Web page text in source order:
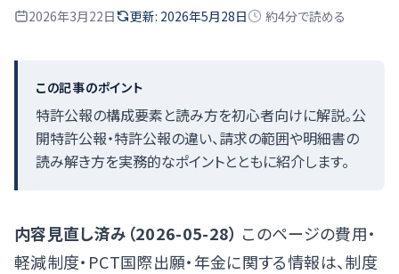
2026年3月22日 更新: 2026年5月28日 約4分で読める
この記事のポイント
特許公報の構成要素と読み方を初心者向けに解説。公
開特許公報・特許公報の違い、請求の範囲や明細書の
読み解き方を実務的なポイントとともに紹介します。
内容見直し済み（2026-05-28） このページの費用・
軽減制度・PCT国際出願・年金に関する情報は、制度